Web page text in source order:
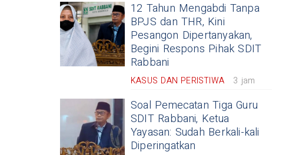
12 Tahun Mengabdi Tanpa
BPJS dan THR, Kini
Pesangon Dipertanyakan,
Begini Respons Pihak SDIT
Rabbani
KASUS DAN PERISTIWA 3 jam
Soal Pemecatan Tiga Guru
SDIT Rabbani, Ketua
Yayasan: Sudah Berkali-kali
Diperingatkan